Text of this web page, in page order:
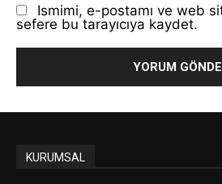
Ismimi, e-postamı ve web
sefere bu tarayıcıya kaydet.
KURUMSAL